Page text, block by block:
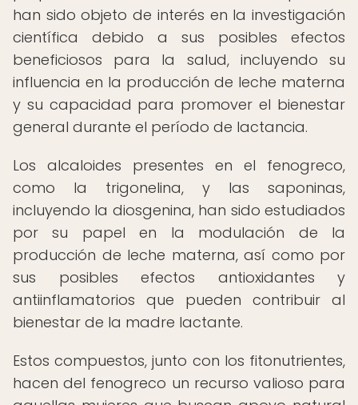
han sido objeto de interés en la investigación
científica debido a sus posibles efectos
beneficiosos para la salud, incluyendo su
influencia en la producción de leche materna
y su capacidad para promover el bienestar
general durante el período de lactancia.
Los alcaloides presentes en el fenogreco,
como la trigonelina, y las saponinas,
incluyendo la diosgenina, han sido estudiados
por su papel en la modulación de la
producción de leche materna, así como por
sus posibles efectos antioxidantes y
antiinflamatorios que pueden contribuir al
bienestar de la madre lactante.
Estos compuestos, junto con los fitonutrientes,
hacen del fenogreco un recurso valioso para